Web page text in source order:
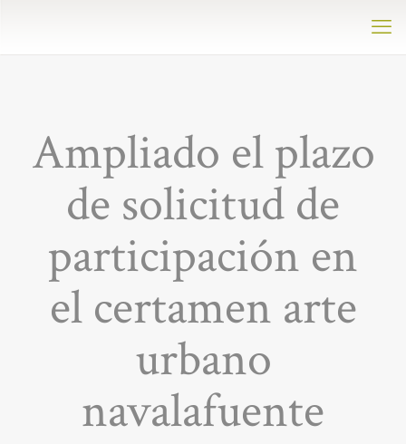
Ampliado el plazo
de solicitud de
participación en
el certamen arte
urbano
navalafuente